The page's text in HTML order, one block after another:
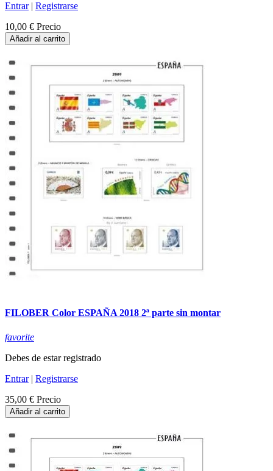
Entrar| Registrarse
10,00 € Precio
Añadir al carrito
FILOBER Color ESPAÑA 2018 2ª parte sin montar
favorite
Debes de estar registrado
Entrar| Registrarse
35,00 € Precio
Añadir al carrito